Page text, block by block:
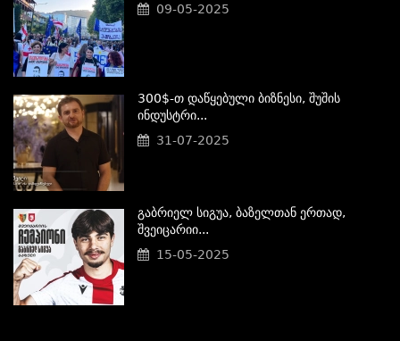
09-05-2025
300$-Თ Დაწყებული Ბიზნესი, Შუშის
Ინდუსტრი...
31-07-2025
Გაბრიელ Სიგუა, Ბაზელთან Ერთად,
Შვეიცარიი...
15-05-2025